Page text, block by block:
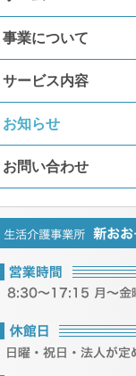
事業について
サービス内容
お知らせ
お問い合わせ